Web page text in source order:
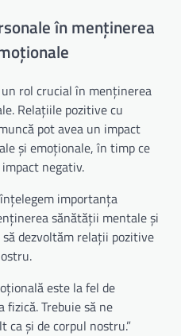
în menținerea
rol crucial în menținerea
Relațiile pozitive cu
pot avea un impact
și emoționale, în timp ce
negativ.
importanța
sănătății mentale și
dezvoltăm relații pozitive
este la fel de
Trebuie să ne
ca și de corpul nostru.”